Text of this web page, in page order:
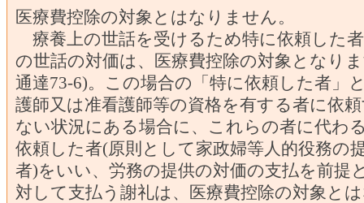
医療費控除の対象とはなりません。
療養上の世話を受けるため特に依頼した
の世話の対価は、医療費控除の対象となり
通達73-6)。この場合の「特に依頼した者」
護師又は准看護師等の資格を有する者に依
ない状況にある場合に、これらの者に代わ
依頼した者(原則として家政婦等人的役務の
者)をいい、労務の提供の対価の支払を前提
対して支払う謝礼は、医療費控除の対象と